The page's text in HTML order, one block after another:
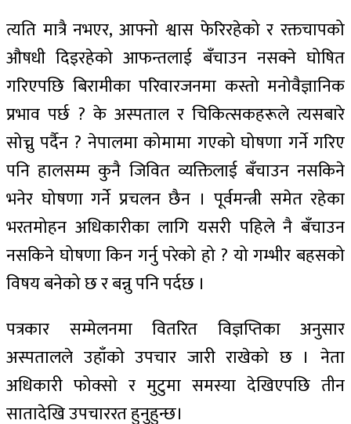
त्यति मात्रै नभएर, आफ्नो श्वास फेरिरहेको र रक्तचापको
औषधी दिइरहेको आफन्तलाई बँचाउन नसक्ने घोषित
गरिएपछि बिरामीका परिवारजनमा कस्तो मनोवैज्ञानिक
प्रभाव पर्छ ? के अस्पताल र चिकित्सकहरूले त्यसबारे
सोच्नु पर्दैन ? नेपालमा कोमामा गएको घोषणा गर्ने गरिए
पनि हालसम्म कुनै जिवित व्यक्तिलाई बँचाउन नसकिने
भनेर घोषणा गर्ने प्रचलन छैन । पूर्वमन्त्री समेत रहेका
भरतमोहन अधिकारीका लागि यसरी पहिले नै बँचाउन
नसकिने घोषणा किन गर्नु परेको हो ? यो गम्भीर बहसको
विषय बनेको छ र बन्नु पनि पर्दछ ।
पत्रकार सम्मेलनमा वितरित विज्ञप्तिका अनुसार
अस्पतालले उहाँको उपचार जारी राखेको छ । नेता
अधिकारी फोक्सो र मुटुमा समस्या देखिएपछि तीन
सातादेखि उपचाररत हुनुहुन्छ।